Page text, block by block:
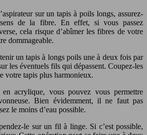
sur un tapis à poils longs, assurez-
de la fibre. En effet, si vous passez
cela risque d’abîmer les fibres de votre
dommageable.
un tapis à longs poils une à deux fois par
les éventuels fils qui dépassent. Coupez-les
votre tapis plus harmonieux.
en acrylique, vous pouvez vous permettre
Bien évidemment, il ne faut pas
le moins d’eau possible.
le sur un fil à linge. Si c’est possible,